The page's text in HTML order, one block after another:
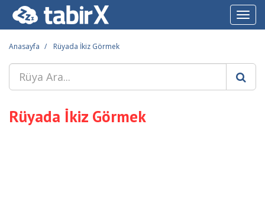
Anasayfa Rüyada İkiz Görmek
Rüyada İkiz Görmek